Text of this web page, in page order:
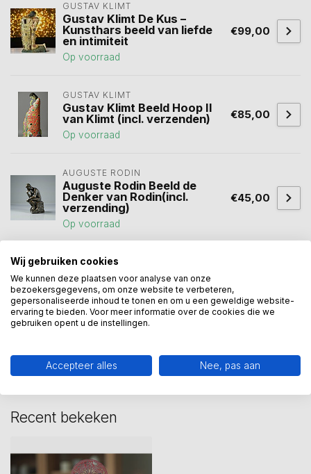
GUSTAV KLIMT
Gustav Klimt De Kus –
Kunsthars beeld van liefde
en intimiteit
Op voorraad
€99,00
GUSTAV KLIMT
Gustav Klimt Beeld Hoop II
van Klimt (incl. verzenden)
Op voorraad
€85,00
AUGUSTE RODIN
Auguste Rodin Beeld de
Denker van Rodin(incl.
verzending)
Op voorraad
€45,00
beeld museum(1) le chat noir
Heeft u een vraag over dit
Wij assisteren u graag via 06-23643267
Recent bekeken
Wij gebruiken cookies
We kunnen deze plaatsen voor analyse van onze
bezoekersgegevens, om onze website te verbeteren,
gepersonaliseerde inhoud te tonen en om u een geweldige website-
ervaring te bieden. Voor meer informatie over de cookies die we
gebruiken opent u de instellingen.
Accepteer alles Nee, pas aan